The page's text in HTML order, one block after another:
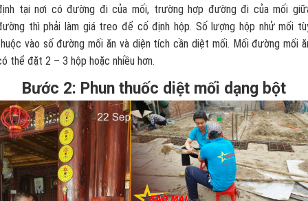
tại nơi có đường đi của mối, trường hợp đường đi của mối
thì phải làm giá treo để cố định hộp. Số lượng hộp nhử mối
vào số đường mối ăn và diện tích cần diệt mối. Mối đường mối
thể đặt 2 – 3 hộp hoặc nhiều hơn.
Bước 2: Phun thuốc diệt mối dạng bột